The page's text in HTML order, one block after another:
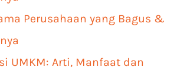
Perusahaan yang Bagus &
UMKM: Arti, Manfaat dan